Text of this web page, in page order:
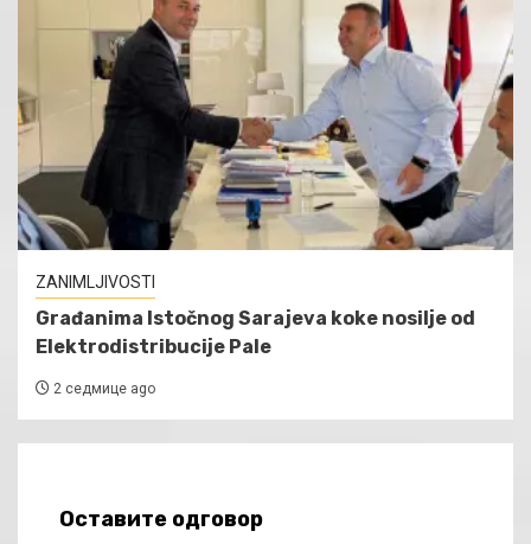
ZANIMLJIVOSTI
Građanima Istočnog Sarajeva koke nosilje od
Elektrodistribucije Pale
2 седмице ago
Оставите одговор